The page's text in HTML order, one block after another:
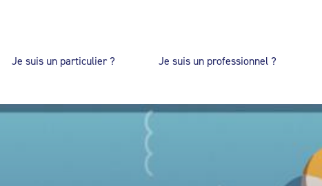
Je suis un particulier ? Je suis un professionnel ?